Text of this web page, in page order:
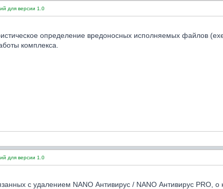
для версии 1.0
определение вредоносных исполняемых файлов
комплекса.
для версии 1.0
с удалением NANO Антивирус / NANO Антивирус PRO,